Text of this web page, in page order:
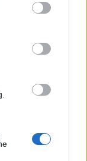
: a jobb
egy esetet,
azután, hogy
mit szeretne a
egy Echo
megváltoztatta
érdekében